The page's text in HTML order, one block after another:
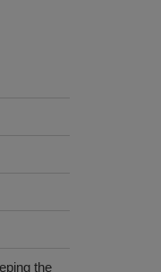
the